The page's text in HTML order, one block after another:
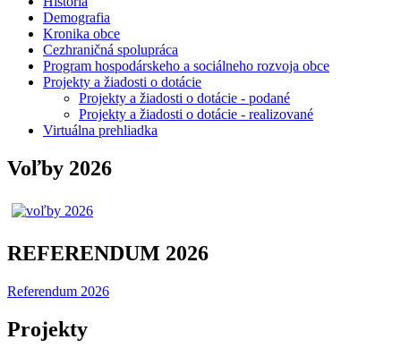
Demografia
Kronika obce
Cezhraničná spolupráca
Program hospodárskeho a sociálneho rozvoja obce
Projekty a žiadosti o dotácie
Projekty a žiadosti o dotácie - podané
Projekty a žiadosti o dotácie - realizované
Virtuálna prehliadka
Voľby 2026
REFERENDUM 2026
Referendum 2026
Projekty